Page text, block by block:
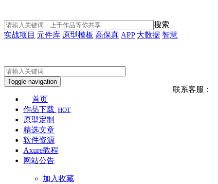
搜索
实战项目 元件库 原型模板 高保真 APP 大数据 智慧
联系客服：
Toggle navigation
首页
作品下载 HOT
原型定制
精选文章
软件资源
Axure教程
网站公告
加入收藏